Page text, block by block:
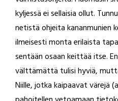
kyljessä ei sellaisia ollut.
netistä ohjeita kananmunien
ilmeisesti monta erilaista
sentään osaan keittää itse.
välttämättä tulisi hyviä,
Niille, jotka kaipaavat värejä